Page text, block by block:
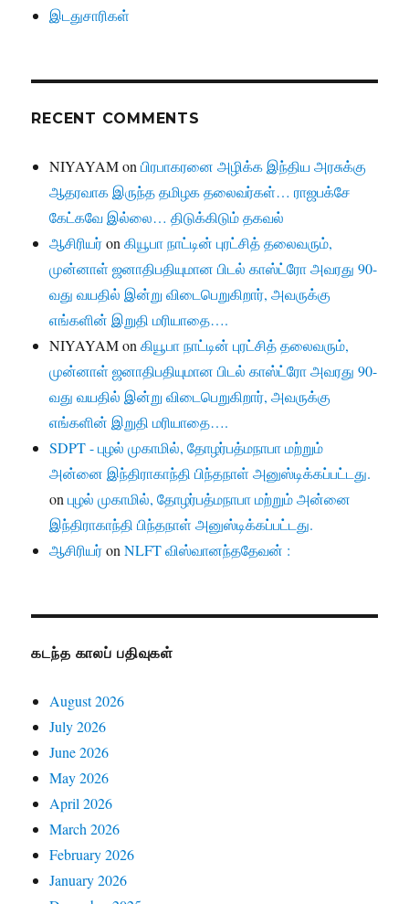
இடதுசாரிகள்
RECENT COMMENTS
NIYAYAMonபிரபாகரனை அழிக்க இந்திய அரசுக்கு
ஆதரவாக இருந்த தமிழக தலைவர்கள்… ராஜபக்சே
கேட்கவே இல்லை… திடுக்கிடும் தகவல்
ஆசிரியர்onகியூபா நாட்டின் புரட்சித் தலைவரும்,
முன்னாள் ஜனாதிபதியுமான பிடல் காஸ்ட்ரோ அவரது 90-
வது வயதில் இன்று விடைபெறுகிறார், அவருக்கு
எங்களின் இறுதி மரியாதை….
NIYAYAMonகியூபா நாட்டின் புரட்சித் தலைவரும்,
முன்னாள் ஜனாதிபதியுமான பிடல் காஸ்ட்ரோ அவரது 90-
வது வயதில் இன்று விடைபெறுகிறார், அவருக்கு
எங்களின் இறுதி மரியாதை….
SDPT - புழல் முகாமில், தோழர்பத்மநாபா மற்றும்
அன்னை இந்திராகாந்தி பிந்தநாள் அனுஸ்டிக்கப்பட்டது.
onபுழல் முகாமில், தோழர்பத்மநாபா மற்றும் அன்னை
இந்திராகாந்தி பிந்தநாள் அனுஸ்டிக்கப்பட்டது.
ஆசிரியர்onNLFT விஸ்வானந்ததேவன் :
கடந்த காலப் பதிவுகள்
August 2026
July 2026
June 2026
May 2026
April 2026
March 2026
February 2026
January 2026